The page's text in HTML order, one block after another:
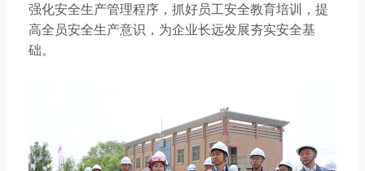
强化安全生产管理程序，抓好员工安全教育培训，提
高全员安全生产意识，为企业长远发展夯实安全基
础。